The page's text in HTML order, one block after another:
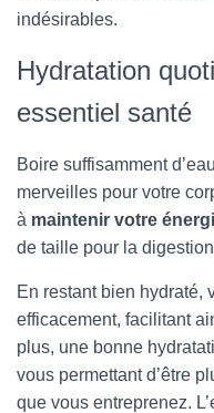
indésirables.
Hydratation
essentiel santé
Boire suffisamment
merveilles pour votre
à maintenir votre
de taille pour la
En restant bien hydraté,
efficacement, facilitant
plus, une bonne
vous permettant d’être
que vous entreprenez.